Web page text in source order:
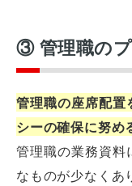
③ 管理職の
管理職の座席配置
シーの確保に努め
管理職の業務資料
なものが少なくあ